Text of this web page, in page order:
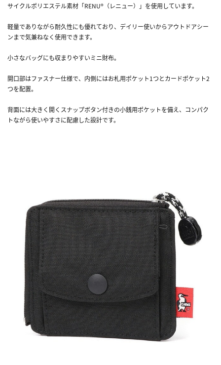
サイクルポリエステル素材「RENU®（レニュー）」を使用しています。
軽量でありながら耐久性にも優れており、デイリー使いからアウトドアシー
ンまで気兼ねなく使用できます。
小さなバッグにも収まりやすいミニ財布。
開口部はファスナー仕様で、内側にはお札用ポケット1つとカードポケット2
つを配置。
背面には大きく開くスナップボタン付きの小銭用ポケットを備え、コンパク
トながら使いやすさに配慮した設計です。